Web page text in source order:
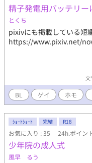
精子発電用バッテリ
とくち
pixivにも掲載している短
https://www.pixiv.net/
文
BL ゲイ ホモ
ｼｮｰﾄｼｮｰﾄ 完結 R18
お気に入り : 35 24h.ポイン
少年院の成人式
風早 るう